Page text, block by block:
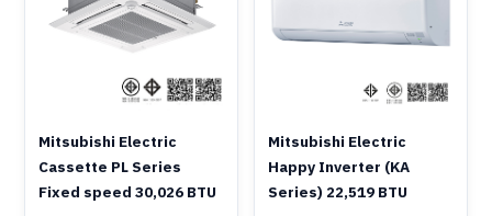
Mitsubishi Electric
Cassette PL Series
Fixed speed 30,026 BTU
Mitsubishi Electric
Happy Inverter (KA
Series) 22,519 BTU